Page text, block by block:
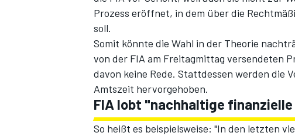
SPORTWAGEN
Prozess eröffnet, in dem über die
soll.
Somit könnte die Wahl in der Theorie
von der FIA am Freitagmittag versendeten
davon keine Rede. Stattdessen werden die
Amtszeit hervorgehoben.
FIA lobt "nachhaltige
So heißt es beispielsweise: "In den letzten